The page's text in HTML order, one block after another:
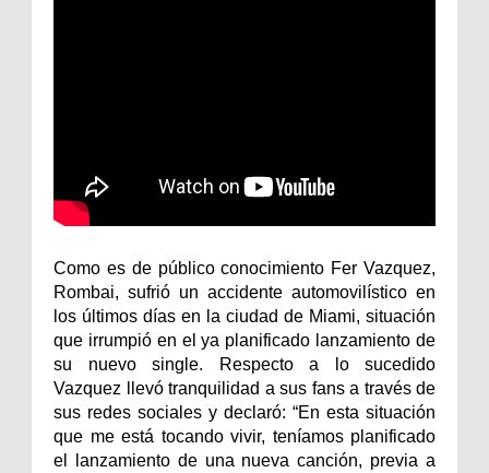
Como es de público conocimiento Fer Vazquez,
Rombai, sufrió un accidente automovilístico en
los últimos días en la ciudad de Miami, situación
que irrumpió en el ya planificado lanzamiento de
su nuevo single. Respecto a lo sucedido
Vazquez llevó tranquilidad a sus fans a través de
sus redes sociales y declaró: “En esta situación
que me está tocando vivir, teníamos planificado
el lanzamiento de una nueva canción, previa a